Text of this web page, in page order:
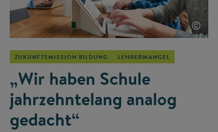
©
ZUKUNFTSMISSION BILDUNG LEHRERMANGEL
„Wir haben Schule
jahrzehntelang analog
gedacht“